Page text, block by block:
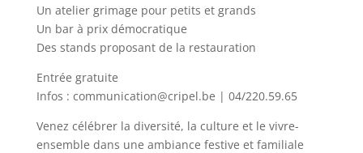
Un atelier grimage pour petits et grands
Un bar à prix démocratique
Des stands proposant de la restauration
Entrée gratuite
Infos : communication@cripel.be | 04/220.59.65
Venez célébrer la diversité, la culture et le vivre-
ensemble dans une ambiance festive et familiale